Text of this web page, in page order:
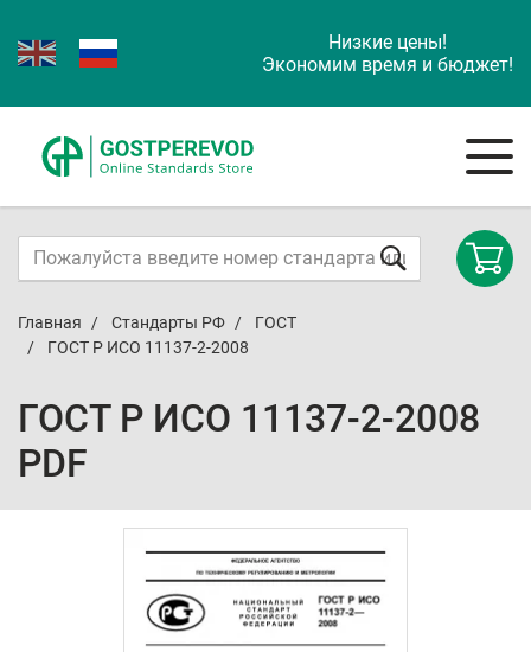
Низкие цены!
Экономим время и бюджет!
Главная Стандарты РФ
ГОСТ
ГОСТ Р ИСО 11137-2-2008
ГОСТ Р ИСО 11137-2-2008
PDF